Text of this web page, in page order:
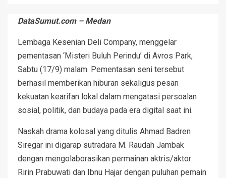
DataSumut.com – Medan
Lembaga Kesenian Deli Company, menggelar
pementasan ‘Misteri Buluh Perindu’ di Avros Park,
Sabtu (17/9) malam. Pementasan seni tersebut
berhasil memberikan hiburan sekaligus pesan
kekuatan kearifan lokal dalam mengatasi persoalan
sosial, politik, dan budaya pada era digital saat ini.
Naskah drama kolosal yang ditulis Ahmad Badren
Siregar ini digarap sutradara M. Raudah Jambak
dengan mengolaborasikan permainan aktris/aktor
Ririn Prabuwati dan Ibnu Hajar dengan puluhan pemain